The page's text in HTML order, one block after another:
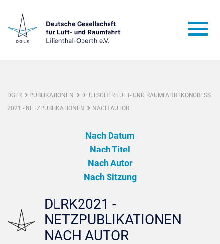
DGLR PUBLIKATIONEN
DEUTSCHER LUFT- UND RAUMFAHRTKONGRESS
2021 - NETZPUBLIKATIONEN
NACH AUTOR
Nach Datum
Nach Titel
Nach Autor
Nach Sitzung
DLRK2021 -
NETZPUBLIKATIONEN
NACH AUTOR